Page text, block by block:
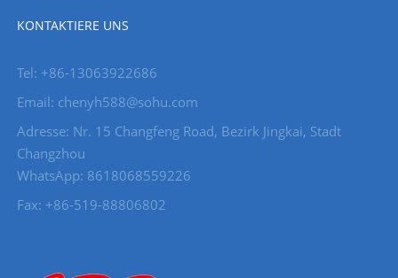
KONTAKTIERE UNS
Tel: +86-13063922686
Email: chenyh588@sohu.com
Adresse: Nr. 15 Changfeng Road, Bezirk Jingkai, Stadt
Changzhou
WhatsApp: 8618068559226
Fax: +86-519-88806802